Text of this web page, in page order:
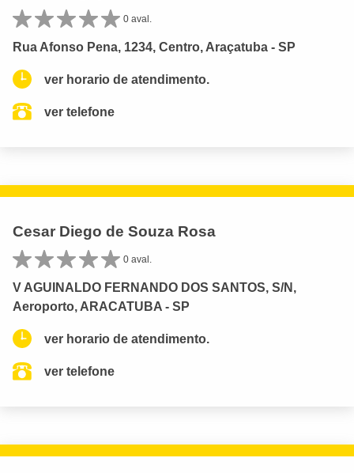
0 aval.
Rua Afonso Pena, 1234, Centro, Araçatuba - SP
ver horario de atendimento.
ver telefone
Cesar Diego de Souza Rosa
0 aval.
V AGUINALDO FERNANDO DOS SANTOS, S/N,
Aeroporto, ARACATUBA - SP
ver horario de atendimento.
ver telefone